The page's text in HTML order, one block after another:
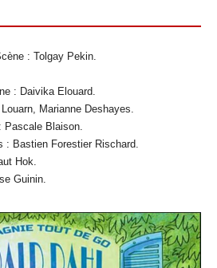
: Tolgay Pekin.
: Daivika Elouard.
Marianne Deshayes.
Pascale Blaison.
: Bastien Forestier Rischard.
Hok.
Guinin.